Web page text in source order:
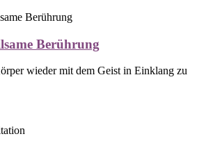
Berührung
wieder mit dem Geist in Einklang zu